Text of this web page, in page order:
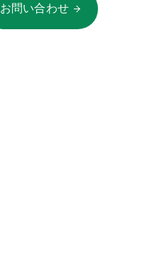
お問い合わせ